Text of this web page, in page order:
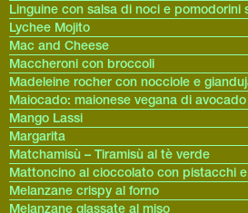
Linguine con salsa di noci e pomodorini
Lychee Mojito
Mac and Cheese
Maccheroni con broccoli
Madeleine rocher con nocciole e
Maiocado: maionese vegana di avocado
Mango Lassi
Margarita
Matchamisù – Tiramisù al tè verde
Mattoncino al cioccolato con pistacchi
Melanzane crispy al forno
Melanzane glassate al miso